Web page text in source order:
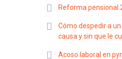
Reforma pensional
Cómo despedir a
causa y sin que le
Acoso laboral en